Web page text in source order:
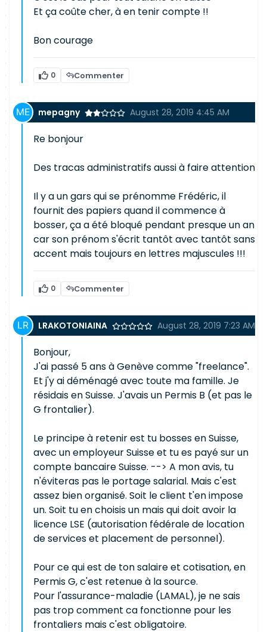
Et ça coûte cher, à en tenir compte !!
Bon courage
0 Commenter
mepagny August 28, 2019 4:45 AM
Re bonjour
Des tracas administratifs aussi à faire attention
Il y a un gars qui se prénomme Frédéric, il
fournit des papiers quand il commence à
bosser, ça a été bloqué pendant presque un an
car son prénom s'écrit tantôt avec tantôt sans
accent mais toujours en lettres majuscules !!!
0 Commenter
LRAKOTONIAINA August 28, 2019 7:23 AM
Bonjour,
J'ai passé 5 ans à Genève comme "freelance".
Et j'y ai déménagé avec toute ma famille. Je
résidais en Suisse. J'avais un Permis B (et pas le
G frontalier).
Le principe à retenir est tu bosses en Suisse,
avec un employeur Suisse et tu es payé sur un
compte bancaire Suisse. --> A mon avis, tu
n'éviteras pas le portage salarial. Mais c'est
assez bien organisé. Soit le client t'en impose
un. Soit tu en choisis un mais qui doit avoir la
licence LSE (autorisation fédérale de location
de services et placement de personnel).
Pour ce qui est de ton salaire et cotisation, en
Permis G, c'est retenue à la source.
Pour l'assurance-maladie (LAMAL), je ne sais
pas trop comment ca fonctionne pour les
frontaliers mais c'est obligatoire.